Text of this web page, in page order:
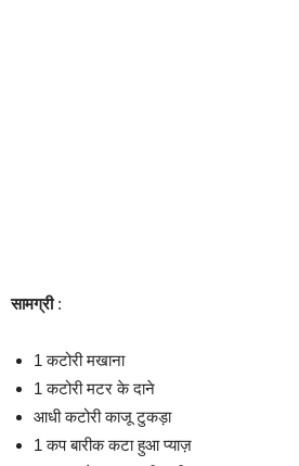
सामग्री:
1 कटोरी मखाना
1 कटोरी मटर के दाने
आधी कटोरी काजू टुकड़ा
1 कप बारीक कटा हुआ प्याज़